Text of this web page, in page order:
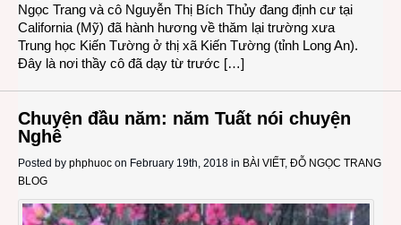
Ngọc Trang và cô Nguyễn Thị Bích Thủy đang định cư tại
California (Mỹ) đã hành hương về thăm lại trường xưa
Trung học Kiến Tường ở thị xã Kiến Tường (tỉnh Long An).
Đây là nơi thầy cô đã dạy từ trước […]
Chuyện đầu năm: năm Tuất nói chuyện
Nghê
Posted by phphuoc on February 19th, 2018 in BÀI VIẾT, ĐỖ NGỌC TRANG
BLOG